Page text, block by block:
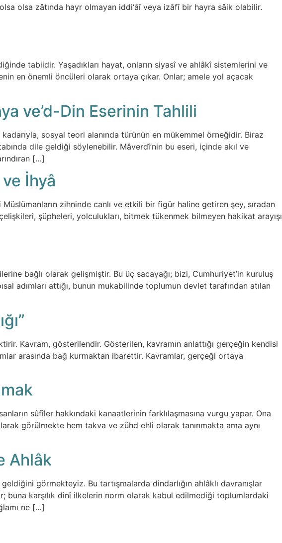
olsa zâtında hayr olmayan iddi‘âî veya izâfî bir hayra sâik olabilir.
tabiidir. Yaşadıkları hayat, onların siyasî ve ahlâkî sistemlerini ve
en önemli öncüleri olarak ortaya çıkar. Onlar; amele yol açacak
ve’d-Din Eserinin Tahlili
sosyal teori alanında türünün en mükemmel örneğidir. Biraz
dile geldiği söylenebilir. Mâverdî’nin bu eseri, içinde akıl ve
[…]
İhyâ
zihninde canlı ve etkili bir figür haline getiren şey, sıradan
şüpheleri, yolculukları, bitmek tükenmek bilmeyen hakikat arayışı
bağlı olarak gelişmiştir. Bu üç sacayağı; bizi, Cumhuriyet’in kuruluş
adımları attığı, bunun mukabilinde toplumun devlet tarafından atılan
Kavram, gösterilendir. Gösterilen, kavramın anlattığı gerçeğin kendisi
arasında bağ kurmaktan ibarettir. Kavramlar, gerçeği ortaya
sûfîler hakkındaki kanaatlerinin farklılaşmasına vurgu yapar. Ona
görülmekte hem takva ve zühd ehli olarak tanınmakta ama aynı
Ahlâk
görmekteyiz. Bu tartışmalarda dindarlığın ahlâklı davranışlar
buna karşılık dinî ilkelerin norm olarak kabul edilmediği toplumlardaki
ne […]